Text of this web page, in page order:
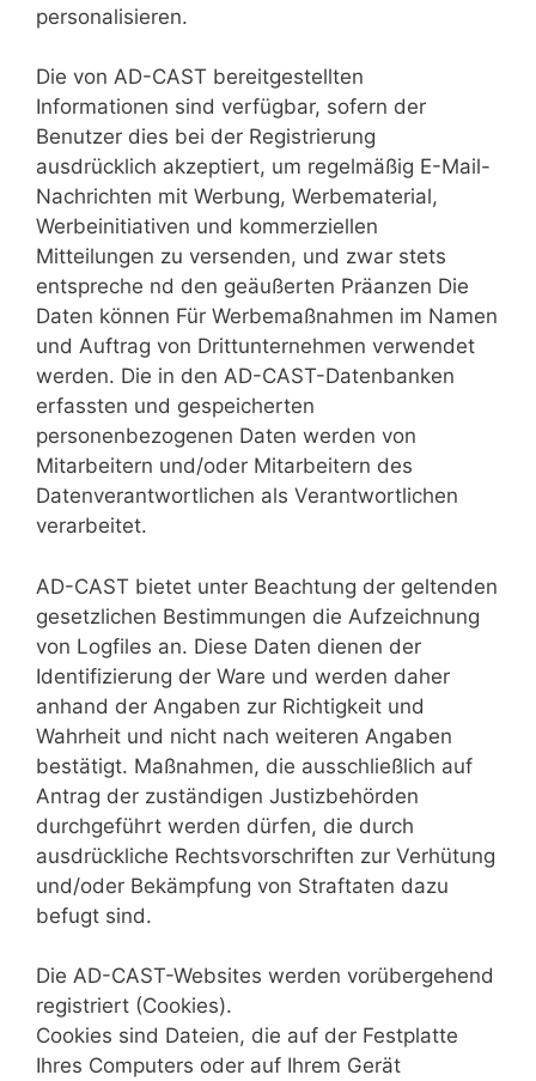
personalisieren.
Die von AD-CAST bereitgestellten
Informationen sind verfügbar, sofern der
Benutzer dies bei der Registrierung
ausdrücklich akzeptiert, um regelmäßig E-Mail-
Nachrichten mit Werbung, Werbematerial,
Werbeinitiativen und kommerziellen
Mitteilungen zu versenden, und zwar stets
entspreche nd den geäußerten Präanzen Die
Daten können Für Werbemaßnahmen im Namen
und Auftrag von Drittunternehmen verwendet
werden. Die in den AD-CAST-Datenbanken
erfassten und gespeicherten
personenbezogenen Daten werden von
Mitarbeitern und/oder Mitarbeitern des
Datenverantwortlichen als Verantwortlichen
verarbeitet.
AD-CAST bietet unter Beachtung der geltenden
gesetzlichen Bestimmungen die Aufzeichnung
von Logfiles an. Diese Daten dienen der
Identifizierung der Ware und werden daher
anhand der Angaben zur Richtigkeit und
Wahrheit und nicht nach weiteren Angaben
bestätigt. Maßnahmen, die ausschließlich auf
Antrag der zuständigen Justizbehörden
durchgeführt werden dürfen, die durch
ausdrückliche Rechtsvorschriften zur Verhütung
und/oder Bekämpfung von Straftaten dazu
befugt sind.
Die AD-CAST-Websites werden vorübergehend
registriert (Cookies).
Cookies sind Dateien, die auf der Festplatte
Ihres Computers oder auf Ihrem Gerät